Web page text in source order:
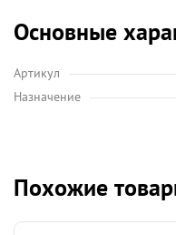
Основные
Артикул
Назначение
Похожие